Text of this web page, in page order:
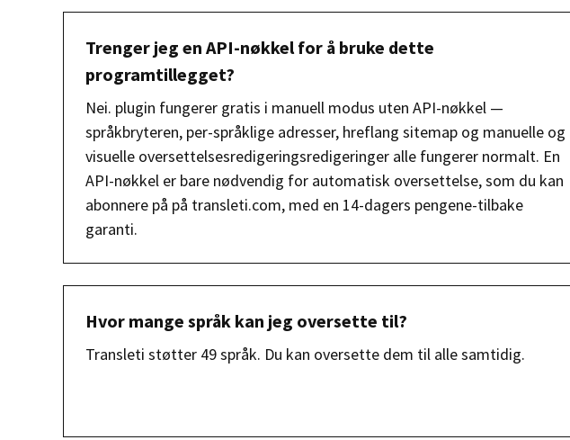
Trenger jeg en API-nøkkel for å bruke dette
programtillegget?
Nei. plugin fungerer gratis i manuell modus uten API-nøkkel —
språkbryteren, per-språklige adresser, hreflang sitemap og manuelle og
visuelle oversettelsesredigeringsredigeringer alle fungerer normalt. En
API-nøkkel er bare nødvendig for automatisk oversettelse, som du kan
abonnere på på transleti.com, med en 14-dagers pengene-tilbake
garanti.
Hvor mange språk kan jeg oversette til?
Transleti støtter 49 språk. Du kan oversette dem til alle samtidig.